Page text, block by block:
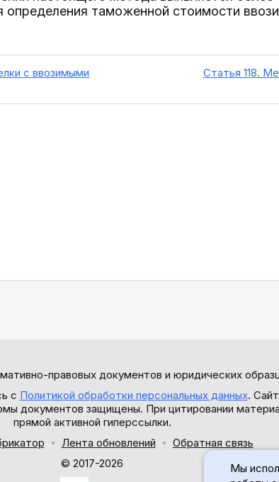
таможенной стоимости
с ввозимыми
Статья 118.
правовых документов и юридических
с Политикой обработки персональных данных.
документов защищены. При цитировании
прямой активной гиперссылки.
Лента обновлений
Обратная связь
© 2017-2026
Мы